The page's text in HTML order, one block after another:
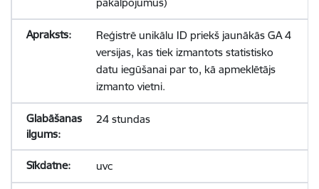
Reģistrē unikālu ID priekš jaunākās GA 4
versijas, kas tiek izmantots statistisko
datu iegūšanai par to, kā apmeklētājs
izmanto vietni.
24 stundas
uvc